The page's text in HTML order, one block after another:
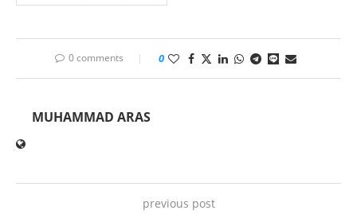
0 comments 0
MUHAMMAD ARAS
previous post